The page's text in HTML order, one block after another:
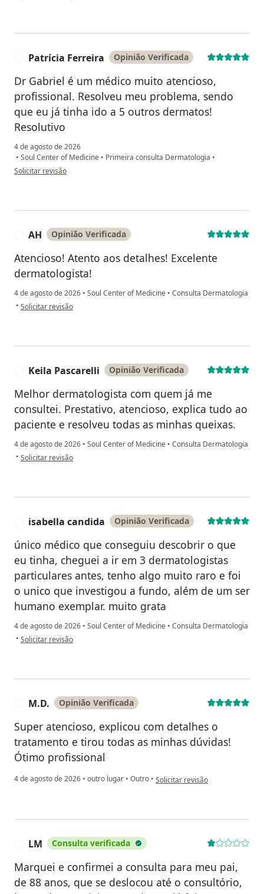
Patrícia Ferreira Opinião Verificada
Dr Gabriel é um médico muito atencioso,
profissional. Resolveu meu problema, sendo
que eu já tinha ido a 5 outros dermatos!
Resolutivo
4 de agosto de 2026
• Soul Center of Medicine • Primeira consulta Dermatologia •
na opinião do utilizador Patrícia Ferreira
Solicitar revisão
AH Opinião Verificada
Atencioso! Atento aos detalhes! Excelente
dermatologista!
4 de agosto de 2026 • Soul Center of Medicine • Consulta Dermatologia
• na opinião do utilizador AH
Solicitar revisão
Keila Pascarelli Opinião Verificada
Melhor dermatologista com quem já me
consultei. Prestativo, atencioso, explica tudo ao
paciente e resolveu todas as minhas queixas.
4 de agosto de 2026 • Soul Center of Medicine • Consulta Dermatologia
• na opinião do utilizador Keila Pascarelli
Solicitar revisão
isabella candida Opinião Verificada
único médico que conseguiu descobrir o que
eu tinha, cheguei a ir em 3 dermatologistas
particulares antes, tenho algo muito raro e foi
o unico que investigou a fundo, além de um ser
humano exemplar. muito grata
4 de agosto de 2026 • Soul Center of Medicine • Consulta Dermatologia
• na opinião do utilizador isabella candida
Solicitar revisão
M.D. Opinião Verificada
Super atencioso, explicou com detalhes o
tratamento e tirou todas as minhas dúvidas!
Ótimo profissional
4 de agosto de 2026 • outro lugar • Outro • na opinião do utilizador M.D.
Solicitar revisão
LM Consulta verificada
Marquei e confirmei a consulta para meu pai,
de 88 anos, que se deslocou até o consultório,